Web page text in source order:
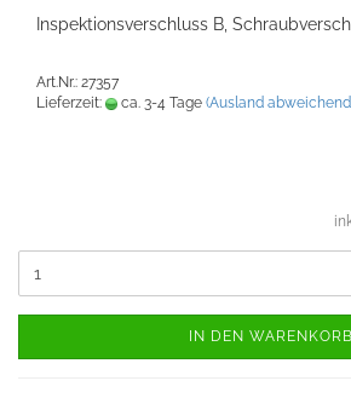
Inspektionsverschluss B,
Art.Nr.: 27357
Lieferzeit:
ca. 3-4 Tage (Ausland
IN DEN WARENKORB